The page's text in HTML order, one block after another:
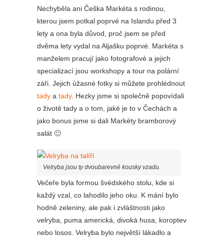
Nechyběla ani Češka Markéta s rodinou,
kterou jsem potkal poprvé na Islandu před 3
lety a ona byla důvod, proč jsem se před
dvěma lety vydal na Aljašku poprvé. Markéta s
manželem pracují jako fotografové a jejich
specializací jsou workshopy a tour na polární
záři. Jejich úžasné fotky si můžete prohlédnout
tady a tady. Hezky jsme si společně popovídali
o životě tady a o tom, jaké je to v Čechách a
jako bonus jsme si dali Markéty bramborový
salát 🙂
Velryba jsou ty dvoubarevné kousky vzadu.
Večeře byla formou švédského stolu, kde si
každý vzal, co lahodilo jeho oku. K mání bylo
hodně zeleniny, ale pak i zvláštnosti jako
velryba, puma americká, divoká husa, koroptev
nebo losos. Velryba bylo největší lákadlo a